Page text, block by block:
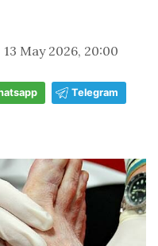
13 May 2026, 20:00
Telegram